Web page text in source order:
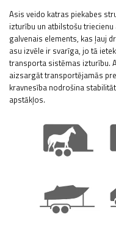
Asis veido katras piekabes
izturību un atbilstošu
galvenais elements, kas ļauj
asu izvēle ir svarīga, jo tā
transporta sistēmas izturību.
aizsargāt transportējamās
kravnesība nodrošina
apstākļos.